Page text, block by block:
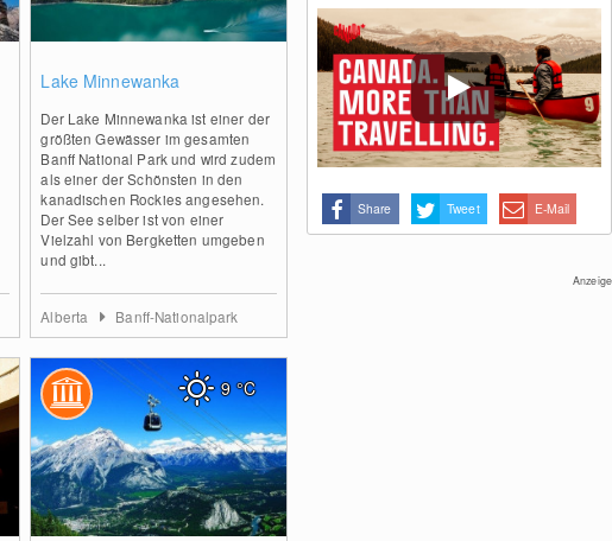
Lake Minnewanka
Der Lake Minnewanka ist einer der
größten Gewässer im gesamten
Banff National Park und wird zudem
als einer der Schönsten in den
kanadischen Rockies angesehen.
Der See selber ist von einer
Vielzahl von Bergketten umgeben
und gibt...
Alberta Banff-Nationalpark
9°C
Share Tweet E-Mail
Anzeige